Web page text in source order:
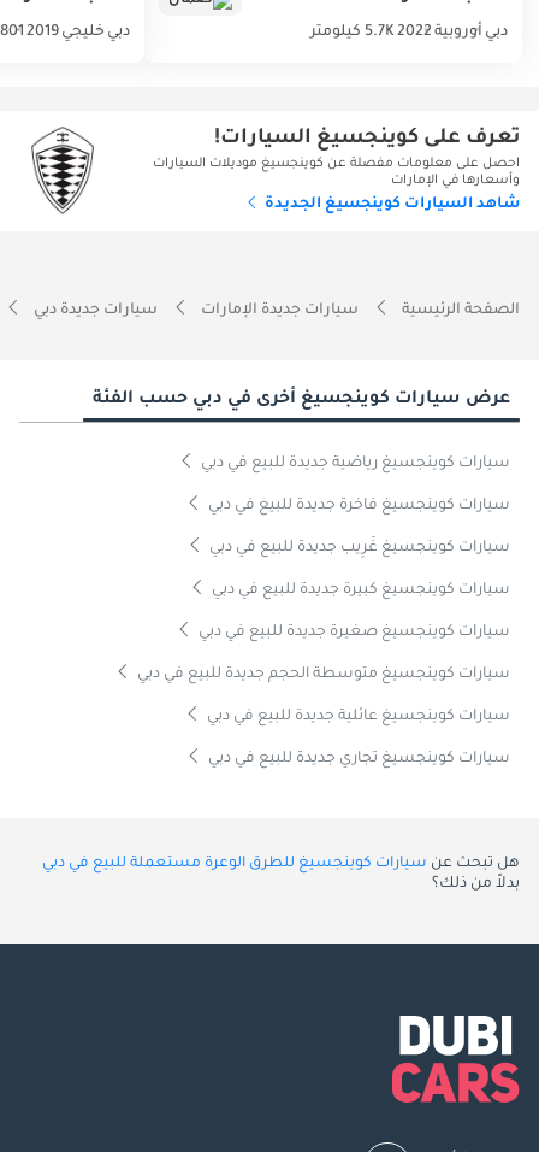
دبي أوروبية 20225.7K كيلومتر دبي خليجي 2019 801 كيلومتر
تعرف على كوينجسيغ السيارات!
احصل على معلومات مفصلة عن كوينجسيغ موديلات السيارات
وأسعارها في الإمارات
شاهد السيارات كوينجسيغ الجديدة
الصفحة الرئيسية سيارات جديدة الإمارات سيارات جديدة دبي
عرض سيارات كوينجسيغ أخرى في دبي حسب الفئة
سيارات كوينجسيغ رياضية جديدة للبيع في دبي
سيارات كوينجسيغ فاخرة جديدة للبيع في دبي
سيارات كوينجسيغ غَرِيب جديدة للبيع في دبي
سيارات كوينجسيغ كبيرة جديدة للبيع في دبي
سيارات كوينجسيغ صغيرة جديدة للبيع في دبي
سيارات كوينجسيغ متوسطة الحجم جديدة للبيع في دبي
سيارات كوينجسيغ عائلية جديدة للبيع في دبي
سيارات كوينجسيغ تجاري جديدة للبيع في دبي
هل تبحث عن سيارات كوينجسيغ للطرق الوعرة مستعملة للبيع في دبي
بدلاً من ذلك؟